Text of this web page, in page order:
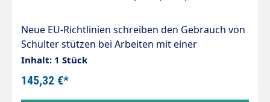
Neue EU-Richtlinien schreiben den Gebrauch von
Schulter stützen bei Arbeiten mit einer
Rückstoßkraft von mehr als 150 N zwingend vor.
Inhalt: 1 Stück
145,32 €*